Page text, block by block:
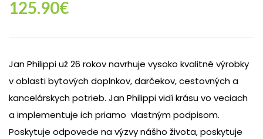
125.90€
Jan Philippi už 26 rokov navrhuje vysoko kvalitné výrobky
v oblasti bytových doplnkov, darčekov, cestovných a
kancelárskych potrieb. Jan Philippi vidí krásu vo veciach
a implementuje ich priamo vlastným podpisom.
Poskytuje odpovede na výzvy nášho života, poskytuje